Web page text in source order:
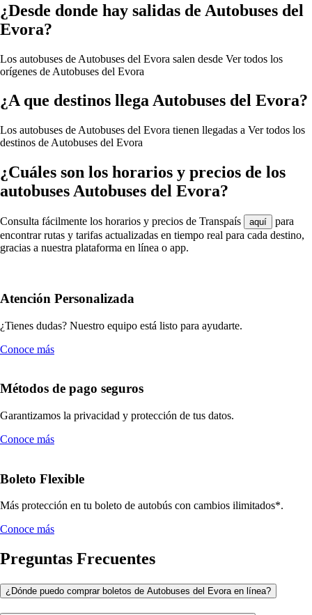
¿Desde donde hay salidas de Autobuses del
Evora?
Los autobuses de Autobuses del Evora salen desde Ver todos los
orígenes de Autobuses del Evora
¿A que destinos llega Autobuses del Evora?
Los autobuses de Autobuses del Evora tienen llegadas a Ver todos los
destinos de Autobuses del Evora
¿Cuáles son los horarios y precios de los
autobuses Autobuses del Evora?
Consulta fácilmente los horarios y precios de Transpaís aquí
para
encontrar rutas y tarifas actualizadas en tiempo real para cada destino,
gracias a nuestra plataforma en línea o app.
Atención Personalizada
¿Tienes dudas? Nuestro equipo está listo para ayudarte.
Conoce más
Métodos de pago seguros
Garantizamos la privacidad y protección de tus datos.
Conoce más
Boleto Flexible
Más protección en tu boleto de autobús con cambios ilimitados*.
Conoce más
Preguntas Frecuentes
¿Dónde puedo comprar boletos de Autobuses del Evora en línea?